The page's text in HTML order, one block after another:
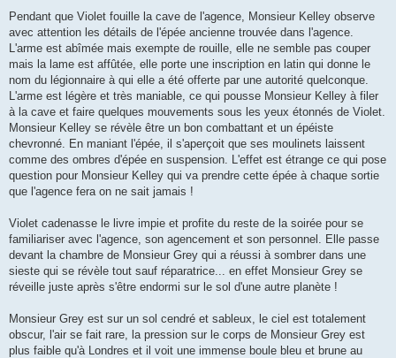
Pendant que Violet fouille la cave de l'agence, Monsieur Kelley observe
avec attention les détails de l'épée ancienne trouvée dans l'agence.
L'arme est abîmée mais exempte de rouille, elle ne semble pas couper
mais la lame est affûtée, elle porte une inscription en latin qui donne le
nom du légionnaire à qui elle a été offerte par une autorité quelconque.
L'arme est légère et très maniable, ce qui pousse Monsieur Kelley à filer
à la cave et faire quelques mouvements sous les yeux étonnés de Violet.
Monsieur Kelley se révèle être un bon combattant et un épéiste
chevronné. En maniant l'épée, il s'aperçoit que ses moulinets laissent
comme des ombres d'épée en suspension. L'effet est étrange ce qui pose
question pour Monsieur Kelley qui va prendre cette épée à chaque sortie
que l'agence fera on ne sait jamais !
Violet cadenasse le livre impie et profite du reste de la soirée pour se
familiariser avec l'agence, son agencement et son personnel. Elle passe
devant la chambre de Monsieur Grey qui a réussi à sombrer dans une
sieste qui se révèle tout sauf réparatrice... en effet Monsieur Grey se
réveille juste après s'être endormi sur le sol d'une autre planète !
Monsieur Grey est sur un sol cendré et sableux, le ciel est totalement
obscur, l'air se fait rare, la pression sur le corps de Monsieur Grey est
plus faible qu'à Londres et il voit une immense boule bleu et brune au